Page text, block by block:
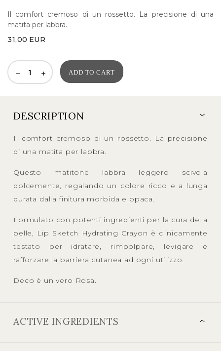
Il comfort cremoso di un rossetto. La precisione di una
matita per labbra.
31,00 EUR
ADD TO CART
DESCRIPTION
Il comfort cremoso di un rossetto. La precisione
di una matita per labbra.
Questo matitone labbra leggero scivola
dolcemente, regalando un colore ricco e a lunga
durata dalla finitura morbida e opaca.
Formulato con potenti ingredienti per la cura della
pelle, Lip Sketch Hydrating Crayon è clinicamente
testato per idratare, rimpolpare, levigare e
rafforzare la barriera cutanea ad ogni utilizzo.
Deco è un vero Rosa.
ACTIVE INGREDIENTS